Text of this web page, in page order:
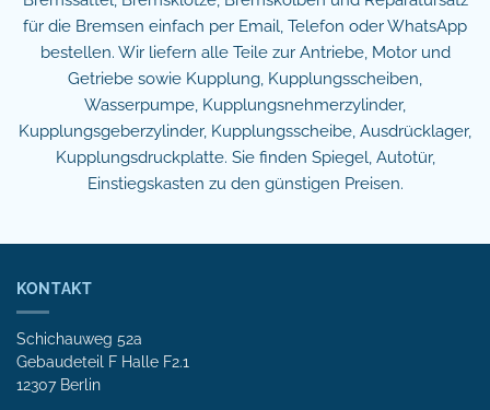
für die Bremsen einfach per Email, Telefon oder WhatsApp
bestellen. Wir liefern alle Teile zur Antriebe, Motor und
Getriebe sowie Kupplung, Kupplungsscheiben,
Wasserpumpe, Kupplungsnehmerzylinder,
Kupplungsgeberzylinder, Kupplungsscheibe, Ausdrücklager,
Kupplungsdruckplatte. Sie finden Spiegel, Autotür,
Einstiegskasten zu den günstigen Preisen.
KONTAKT
Schichauweg 52a
Gebaudeteil F Halle F2.1
12307 Berlin